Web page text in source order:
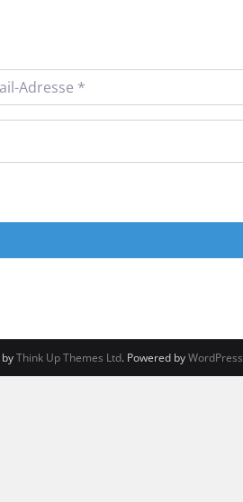
*
Think Up Themes Ltd. Powered byWordPress